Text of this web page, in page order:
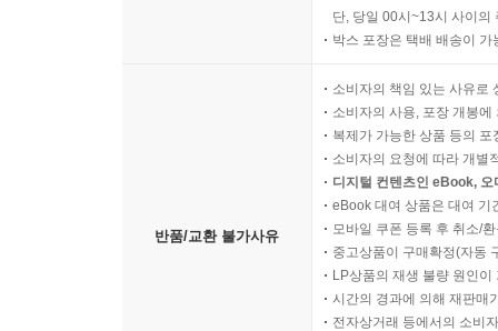
단, 당일 00시~13시 사이의
박스 포장은 택배 배송이
반품/교환 불가사유
소비자의 책임 있는 사유로
소비자의 사용, 포장 개봉
복제가 가능한 상품 등의
소비자의 요청에 따라 개별
디지털 컨텐츠인 eBook,
eBook 대여 상품은 대여 기
모바일 쿠폰 등록 후 취소/
중고상품이 구매확정(자동
LP상품의 재생 불량 원인
시간의 경과에 의해 재판매
전자상거래 등에서의 소비